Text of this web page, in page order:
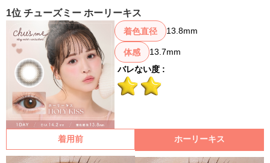
1位 チューズミー ホーリーキス
着色直径 13.8mm
体感
13.7mm
バレない度 :
着用前 ホーリーキス